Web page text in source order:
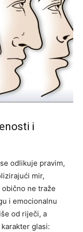
i
odlikuje pravim,
mir,
ne traže
i emocionalnu
od riječi, a
glasi: